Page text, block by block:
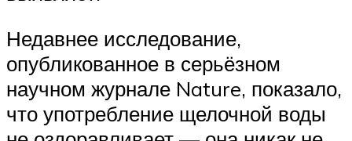
Недавнее исследование,
опубликованное в серьёзном
научном журнале Nature, показало,
что употребление щелочной воды